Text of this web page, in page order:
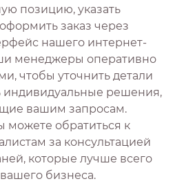
позицию, указать
заказ через
нашего интернет-
менеджеры оперативно
чтобы уточнить детали
индивидуальные решения,
вашим запросам.
можете обратиться к
за консультацией
которые лучше всего
бизнеса.